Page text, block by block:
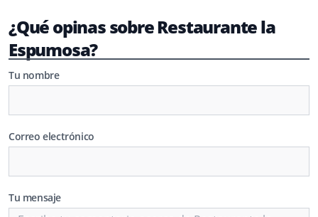
¿Qué opinas sobre Restaurante la
Espumosa?
Tu nombre
Correo electrónico
Tu mensaje